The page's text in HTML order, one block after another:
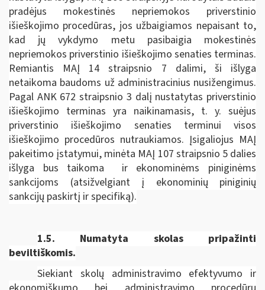
pradėjus mokestinės nepriemokos priverstinio
išieškojimo procedūras, jos užbaigiamos nepaisant to,
kad jų vykdymo metu pasibaigia mokestinės
nepriemokos priverstinio išieškojimo senaties terminas.
Remiantis MAĮ 14 straipsnio 7 dalimi, ši išlyga
netaikoma baudoms už administracinius nusižengimus.
Pagal ANK 672 straipsnio 3 dalį nustatytas priverstinio
išieškojimo terminas yra naikinamasis, t. y. suėjus
priverstinio išieškojimo senaties terminui visos
išieškojimo procedūros nutraukiamos. Įsigaliojus MAĮ
pakeitimo įstatymui, minėta MAĮ 107 straipsnio 5 dalies
išlyga bus taikoma ir ekonominėms piniginėms
sankcijoms (atsižvelgiant į ekonominių piniginių
sankcijų paskirtį ir specifiką).
1.5.
Numatyta skolas pripažinti
beviltiškomis.
Siekiant skolų administravimo efektyvumo ir